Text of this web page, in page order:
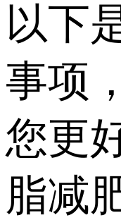
以下
事项
您更
脂减